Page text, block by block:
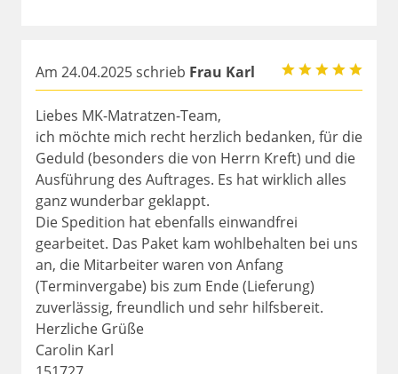
Am 24.04.2025 schrieb Frau Karl
Liebes MK-Matratzen-Team,
ich möchte mich recht herzlich bedanken, für die
Geduld (besonders die von Herrn Kreft) und die
Ausführung des Auftrages. Es hat wirklich alles
ganz wunderbar geklappt.
Die Spedition hat ebenfalls einwandfrei
gearbeitet. Das Paket kam wohlbehalten bei uns
an, die Mitarbeiter waren von Anfang
(Terminvergabe) bis zum Ende (Lieferung)
zuverlässig, freundlich und sehr hilfsbereit.
Herzliche Grüße
Carolin Karl